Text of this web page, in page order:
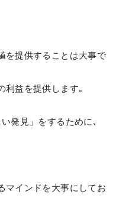
を提供することは大事で
利益を提供します｡
発見」をするために､
マインドを大事にしてお